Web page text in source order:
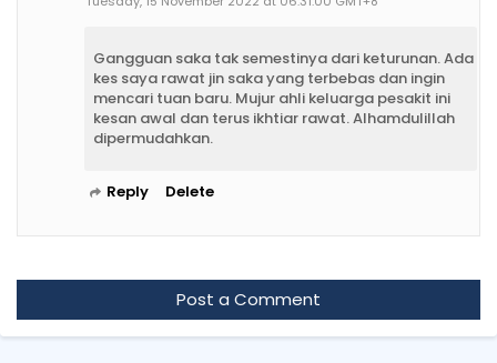
Gangguan saka tak semestinya dari keturunan. Ada
kes saya rawat jin saka yang terbebas dan ingin
mencari tuan baru. Mujur ahli keluarga pesakit ini
kesan awal dan terus ikhtiar rawat. Alhamdulillah
dipermudahkan.
Reply Delete
Post a Comment